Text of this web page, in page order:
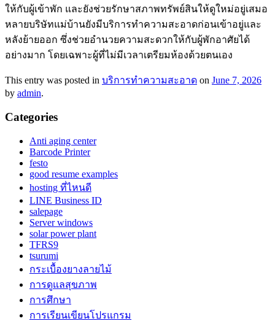
ให้กับผู้เข้าพัก และยังช่วยรักษาสภาพทรัพย์สินให้ดูใหม่อยู่เสมอ
หลายบริษัทแม่บ้านยังมีบริการทำความสะอาดก่อนเข้าอยู่และ
หลังย้ายออก ซึ่งช่วยอำนวยความสะดวกให้กับผู้พักอาศัยได้
อย่างมาก โดยเฉพาะผู้ที่ไม่มีเวลาเตรียมห้องด้วยตนเอง
This entry was posted in บริการทำความสะอาด on June 7, 2026
by admin.
Categories
Anti aging center
Barcode Printer
festo
good resume examples
hosting ที่ไหนดี
LINE Business ID
salepage
Server windows
solar power plant
TFRS9
tsurumi
กระเบื้องยางลายไม้
การดูแลสุขภาพ
การศึกษา
การเรียนเขียนโปรแกรม